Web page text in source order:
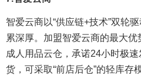
智爱云商以“供应链+技术”双轮
累深厚。加盟智爱云商的最大
成人用品云仓，承诺24小时极
货，可采取“前店后仓”的轻库存